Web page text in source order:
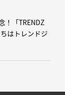
！「TRENDZ
はトレンドジ